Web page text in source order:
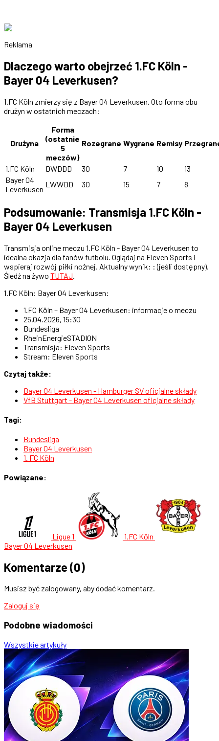
Reklama
Dlaczego warto obejrzeć 1.FC Köln -
Bayer 04 Leverkusen?
1.FC Köln zmierzy się z Bayer 04 Leverkusen. Oto forma obu
drużyn w ostatnich meczach:
Drużyna
Forma
(ostatnie
5
meczów)
Rozegrane Wygrane Remisy
1.FC Köln DWDDD 30 7 10
13
Bayer 04
Leverkusen
LWWDD 30 15 7 8
Podsumowanie: Transmisja 1.FC Köln -
Bayer 04 Leverkusen
Transmisja online meczu 1.FC Köln - Bayer 04 Leverkusen to
idealna okazja dla fanów futbolu. Oglądaj na Eleven Sports i
wspieraj rozwój piłki nożnej. Aktualny wynik: : (jeśli dostępny).
Śledź na żywo TUTAJ
1.FC Köln: Bayer 04 Leverkusen:
1.FC Köln – Bayer 04 Leverkusen: informacje o meczu
25.04.2026, 15:30
Bundesliga
RheinEnergieSTADION
Transmisja: Eleven Sports
Stream: Eleven Sports
Czytaj także:
Bayer 04 Leverkusen - Hamburger SV oficjalne składy
VfB Stuttgart - Bayer 04 Leverkusen oficjalne składy
Tagi:
Bundesliga
Bayer 04 Leverkusen
1. FC Köln
Powiązane:
Ligue 1
1.FC Köln
Bayer 04 Leverkusen
Komentarze (0)
Musisz być zalogowany, aby dodać komentarz.
Zaloguj się
Podobne wiadomości
Wszystkie artykuły